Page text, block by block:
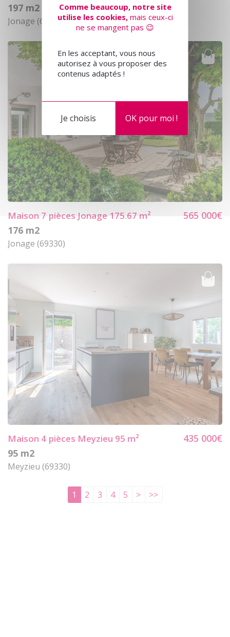
197 m2
Jonage (69330)
Maison 7 pièces Jonage 175.67 m²
565 000€
176 m2
Jonage (69330)
Maison 4 pièces Meyzieu 95 m²
435 000€
95 m2
Meyzieu (69330)
1 2 3 4 5 > >>
Comme beaucoup, notre site
utilise les cookies,mais ceux-ci
ne se mangent pas 😉
En les acceptant, vous nous
autorisez à vous proposer des
contenus adaptés !
OK pour moi !
Je choisis